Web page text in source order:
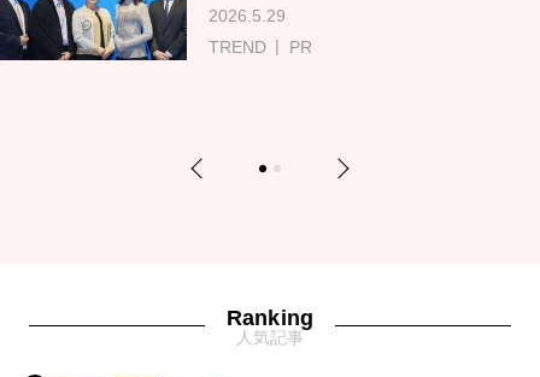
2026.5.29
TREND
PR
Previous 1 2 Next
Ranking
人気記事